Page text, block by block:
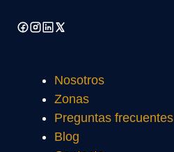
Nosotros
Zonas
Preguntas frecuentes
Blog